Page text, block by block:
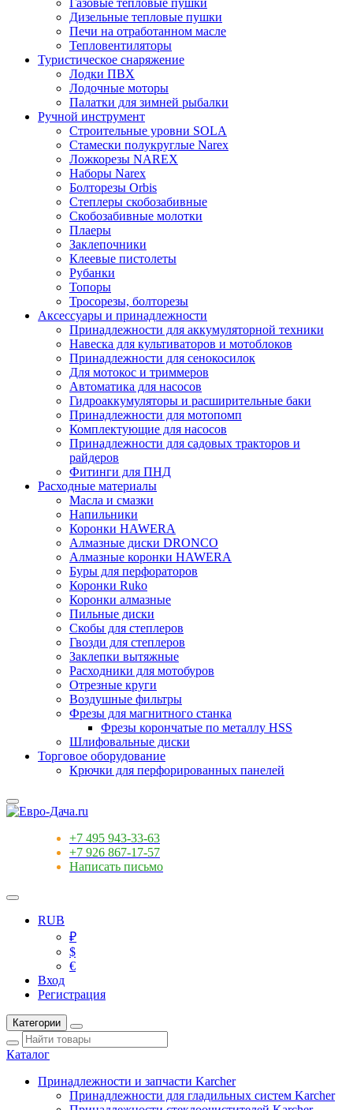
Газовые тепловые пушки
Дизельные тепловые пушки
Печи на отработанном масле
Тепловентиляторы
Туристическое снаряжение
Лодки ПВХ
Лодочные моторы
Палатки для зимней рыбалки
Ручной инструмент
Строительные уровни SOLA
Стамески полукруглые Narex
Ложкорезы NAREX
Наборы Narex
Болторезы Orbis
Степлеры скобозабивные
Скобозабивные молотки
Плаеры
Заклепочники
Клеевые пистолеты
Рубанки
Топоры
Тросорезы, болторезы
Аксессуары и принадлежности
Принадлежности для аккумуляторной техники
Навеска для культиваторов и мотоблоков
Принадлежности для сенокосилок
Для мотокос и триммеров
Автоматика для насосов
Гидроаккумуляторы и расширительные баки
Принадлежности для мотопомп
Комплектующие для насосов
Принадлежности для садовых тракторов и
райдеров
Фитинги для ПНД
Расходные материалы
Масла и смазки
Напильники
Коронки HAWERA
Алмазные диски DRONCO
Алмазные коронки HAWERA
Буры для перфораторов
Коронки Ruko
Коронки алмазные
Пильные диски
Скобы для степлеров
Гвозди для степлеров
Заклепки вытяжные
Расходники для мотобуров
Отрезные круги
Воздушные фильтры
Фрезы для магнитного станка
Фрезы корончатые по металлу HSS
Шлифовальные диски
Торговое оборудование
Крючки для перфорированных панелей
+7 495 943-33-63
+7 926 867-17-57
Написать письмо
RUB
₽
$
€
Вход
Регистрация
Категории
Каталог
Принадлежности и запчасти Karcher
Принадлежности для гладильных систем Karcher